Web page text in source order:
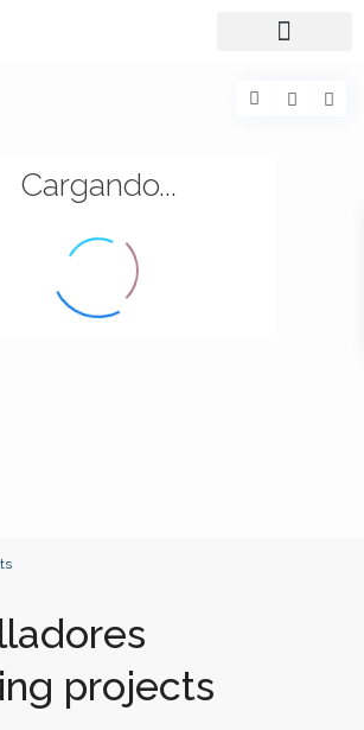
Cargando...
projects